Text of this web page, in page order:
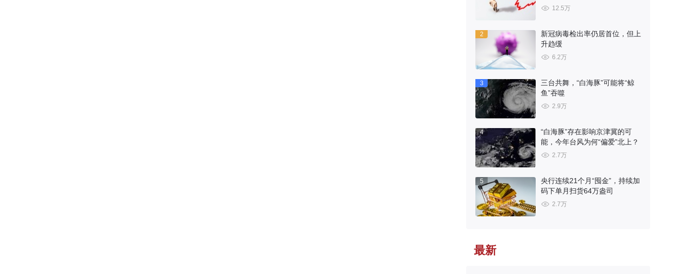
12.5万
2
新冠病毒检出率仍居首位，但上
升趋缓
6.2万
3
三台共舞，“白海豚”可能将“鲸
鱼”吞噬
2.9万
4
“白海豚”存在影响京津冀的可
能，今年台风为何“偏爱”北上？
2.7万
5
央行连续21个月“囤金”，持续加
码下单月扫货64万盎司
2.7万
最新